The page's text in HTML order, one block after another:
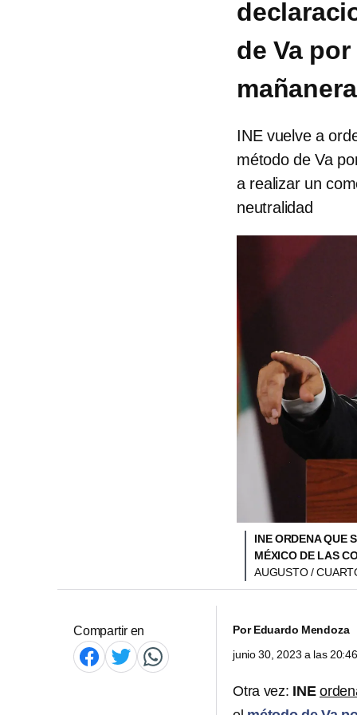
de Va
INE vuelve a
método de Va
a realizar un
neutralidad
INE ORDENA QUE
MÉXICO DE LAS
AUGUSTO /
Compartir en PorEduardo Mendoza
junio 30, 2023 a las
Otra vez: INE